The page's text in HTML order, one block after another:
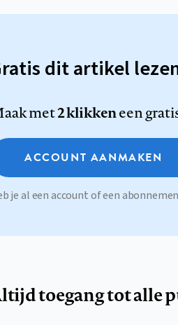
dit artikel
met2 klikkeneen
ACCOUNT AANMAKEN
je al een account of een
toegang tot alle